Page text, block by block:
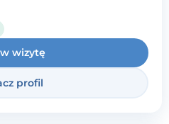
trudnościami
oraz rozwojowymi.
wizytę
profil